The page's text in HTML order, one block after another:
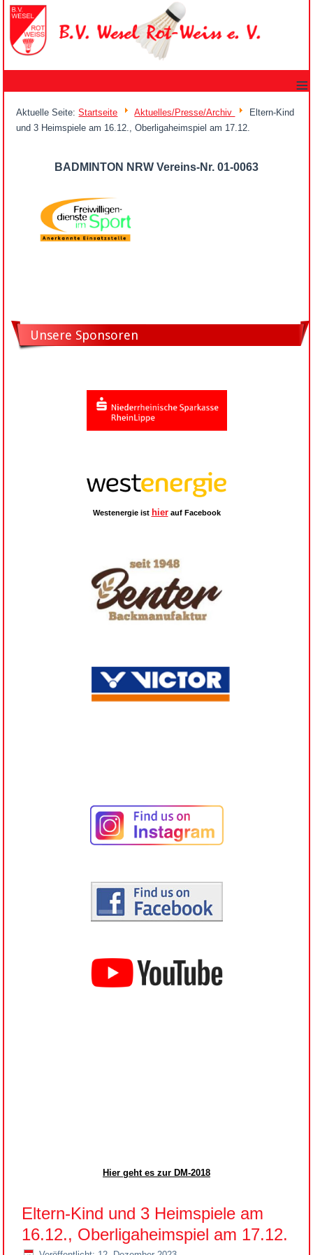
≡
Aktuelle Seite:Startseite Aktuelles/Presse/Archiv
Eltern-Kind
und 3 Heimspiele am 16.12., Oberligaheimspiel am 17.12.
BADMINTON NRW Vereins-Nr. 01-0063
Unsere Sponsoren
Westenergie ist hierauf Facebook
Hier geht es zur DM-2018
Eltern-Kind und 3 Heimspiele am
16.12., Oberligaheimspiel am 17.12.